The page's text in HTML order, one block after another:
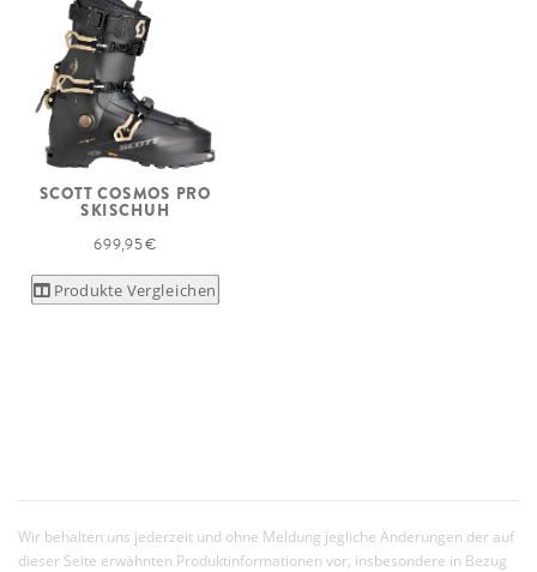
SCOTT COSMOS PRO
SKISCHUH
699,95 €
Produkte Vergleichen
Wir behalten uns jederzeit und ohne Meldung jegliche Änderungen der auf
dieser Seite erwähnten Produktinformationen vor, insbesondere in Bezug